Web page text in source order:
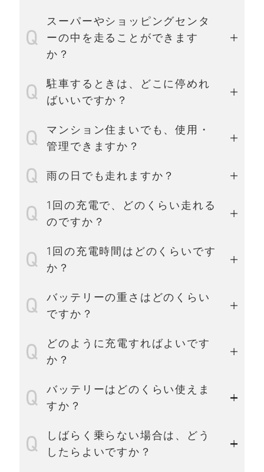
スーパーやショッピングセンタ
ーの中を走ることができます
か？
駐車するときは、どこに停めれ
ばいいですか？
マンション住まいでも、使用・
管理できますか？
雨の日でも走れますか？
1回の充電で、どのくらい走れる
のですか？
1回の充電時間はどのくらいです
か？
バッテリーの重さはどのくらい
ですか？
どのように充電すればよいです
か？
バッテリーはどのくらい使えま
すか？
しばらく乗らない場合は、どう
したらよいですか？